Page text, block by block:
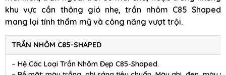
khu vực cần thông gió nhẹ, trần nhôm C85 Shaped
mang lại tính thẩm mỹ và công năng vượt trội.
TRẦN NHÔM C85-SHAPED
– Hệ Các Loại Trần Nhôm Đẹp C85-Shaped.